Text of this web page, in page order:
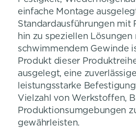
einfache Montage
Standardausführungen mit
hin zu speziellen Lösungen
schwimmendem Gewinde
Produkt dieser
ausgelegt, eine
leistungsstarke
Vielzahl von Werkstoffen,
Produktionsumgebungen
gewährleisten.